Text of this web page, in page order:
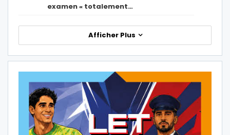
examen « totalement…
Afficher Plus